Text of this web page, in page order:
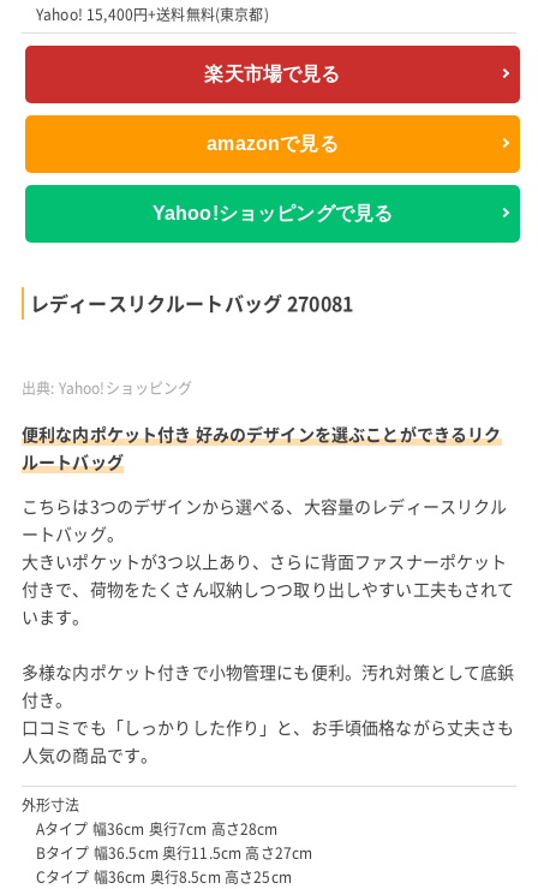
Yahoo! 15,400円+送料無料(東京都)
楽天市場で見る
amazonで見る
Yahoo!ショッピングで見る
レディースリクルートバッグ 270081
出典: Yahoo!ショッピング
便利な内ポケット付き 好みのデザインを選ぶことができるリク
ルートバッグ
こちらは3つのデザインから選べる、大容量のレディースリクル
ートバッグ。
大きいポケットが3つ以上あり、さらに背面ファスナーポケット
付きで、荷物をたくさん収納しつつ取り出しやすい工夫もされて
います。
多様な内ポケット付きで小物管理にも便利。汚れ対策として底鋲
付き。
口コミでも「しっかりした作り」と、お手頃価格ながら丈夫さも
人気の商品です。
外形寸法
Aタイプ 幅36cm 奥行7cm 高さ28cm
Bタイプ 幅36.5cm 奥行11.5cm 高さ27cm
Cタイプ 幅36cm 奥行8.5cm 高さ25cm